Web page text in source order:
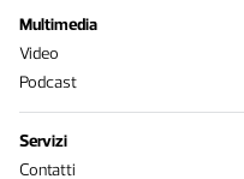
Multimedia
Video
Podcast
Servizi
Contatti